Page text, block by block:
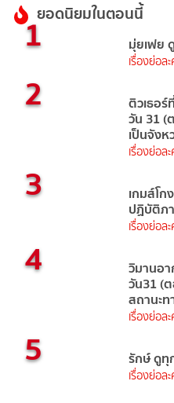
ยอดนิยมในตอนนี้
1 มุ่ยเฟย
เรื่องย่อล
2 ติวเธอร์
วัน 31 (
เป็นจังห
เรื่องย่อล
3 เกมส์โ
ปฏิบัติภ
เรื่องย่อล
4 วิมานอ
วัน31 (
สถานะ
เรื่องย่อล
5 รักษ์ ดูทุ
เรื่องย่อล